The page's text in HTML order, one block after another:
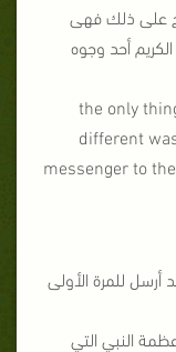
على ذلك فهى
أحد وجوه
"the only
different
messenger to
أرسل للمرة الأولى
النبي التي